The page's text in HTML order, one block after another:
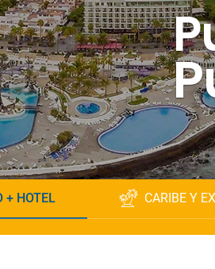
+ HOTEL CARIBE Y